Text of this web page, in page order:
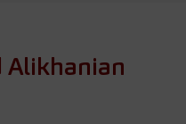
Alikhanian